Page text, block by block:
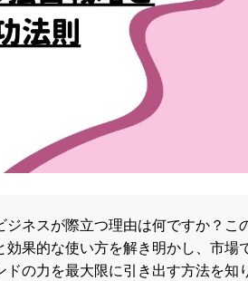
ジネスが際立つ理由は何ですか？こ
効果的な使い方を解き明かし、市場
ドの力を最大限に引き出す方法を知